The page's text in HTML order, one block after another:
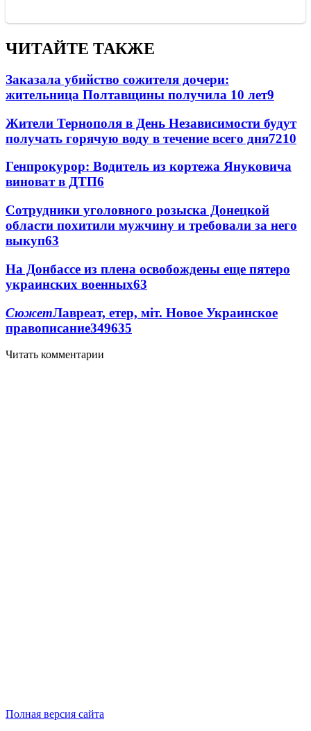
ЧИТАЙТЕ ТАКЖЕ
Заказала убийство сожителя дочери:
жительница Полтавщины получила 10 лет9
Жители Тернополя в День Независимости будут
получать горячую воду в течение всего дня7210
Генпрокурор: Водитель из кортежа Януковича
виноват в ДТП6
Сотрудники уголовного розыска Донецкой
области похитили мужчину и требовали за него
выкуп63
На Донбассе из плена освобождены еще пятеро
украинских военных63
СюжетЛавреат, етер, міт. Новое Украинское
правописание349635
Читать комментарии
Полная версия сайта